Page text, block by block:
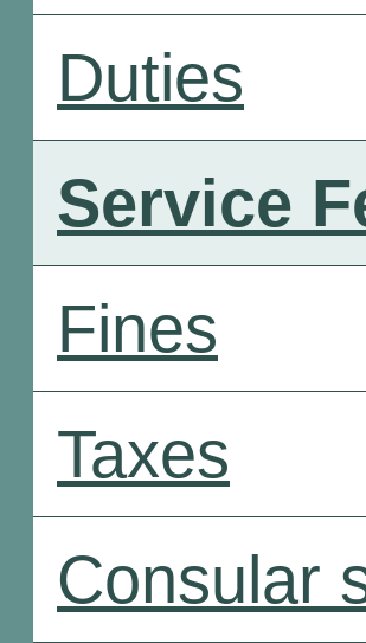
Duties
Service
Fines
Taxes
Consular